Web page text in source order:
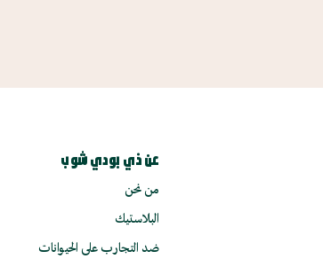
عن ذي بودي شوب
من نحن
البلاستيك
ضد التجارب على الحيوانات